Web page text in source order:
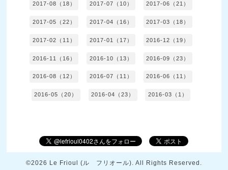
2017-08（18） 2017-07（10） 2017-06（21）
2017-05（22） 2017-04（16） 2017-03（18）
2017-02（11） 2017-01（17） 2016-12（19）
2016-11（16） 2016-10（13） 2016-09（23）
2016-08（12） 2016-07（11） 2016-06（11）
2016-05（20） 2016-04（23） 2016-03（1）
©2026 Le Frioul (ル フリオール). All Rights Reserved.